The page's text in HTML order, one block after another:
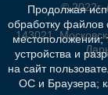
©
143021,
Продолжая
обработку файлов
местоположении;
устройства и
на сайт
ОС и Браузера;